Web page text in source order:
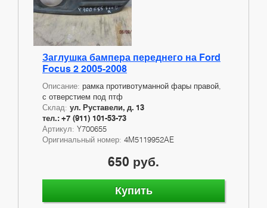
Заглушка бампера переднего на Ford
Focus 2 2005-2008
Описание: рамка противотуманной фары правой,
с отверстием под птф
Склад: ул. Руставели, д. 13
тел.: +7 (911) 101-53-73
Артикул: Y700655
Оригинальный номер: 4M5119952AE
650 руб.
Купить